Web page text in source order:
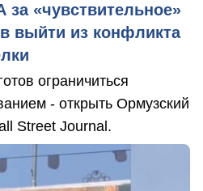
«чувствительное»
выйти из конфликта
ограничиться
- открыть Ормузский
Street Journal.